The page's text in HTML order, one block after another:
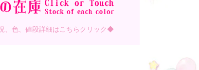
、色、値段詳細はこちらクリック◆